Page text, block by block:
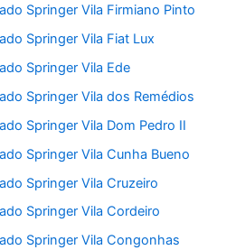
Springer Vila Firmiano Pinto
Springer Vila Fiat Lux
Springer Vila Ede
Springer Vila dos Remédios
Springer Vila Dom Pedro II
Springer Vila Cunha Bueno
Springer Vila Cruzeiro
Springer Vila Cordeiro
Springer Vila Congonhas